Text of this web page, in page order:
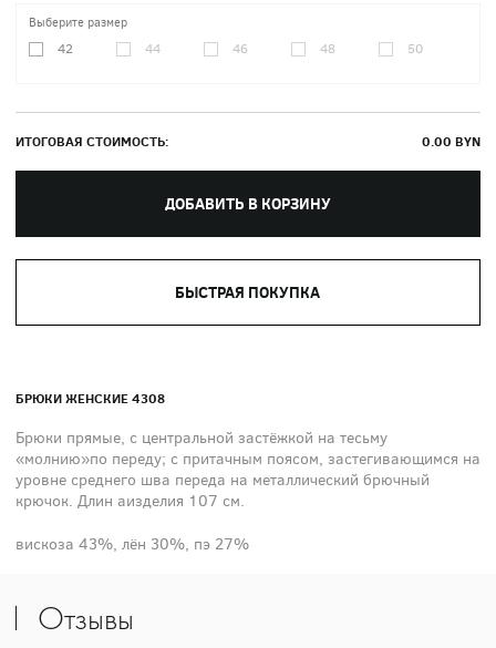
Выберите размер
42 44 46 48 50
ИТОГОВАЯ СТОИМОСТЬ: 0.00 BYN
ДОБАВИТЬ В КОРЗИНУ
БЫСТРАЯ ПОКУПКА
БРЮКИ ЖЕНСКИЕ 4308
Брюки прямые, с центральной застёжкой на тесьму
«молнию»по переду; с притачным поясом, застегивающимся на
уровне среднего шва переда на металлический брючный
крючок. Длин аизделия 107 см.
вискоза 43%, лён 30%, пэ 27%
Отзывы